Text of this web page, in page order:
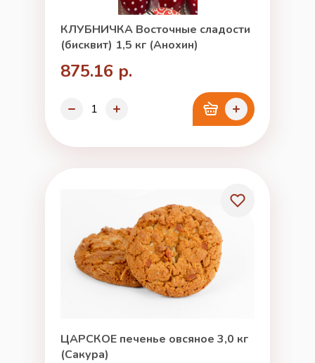
КЛУБНИЧКА Восточные сладости
(бисквит) 1,5 кг (Анохин)
875.16 р.
ЦАРСКОЕ печенье овсяное 3,0 кг
(Сакура)